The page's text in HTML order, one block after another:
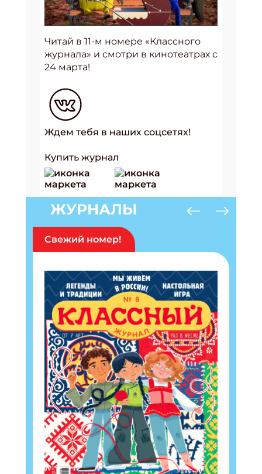
Читай в 11-м номере «Классного
журнала» и смотри в кинотеатрах с
24 марта!
Ждем тебя в наших соцсетях!
Купить журнал
ЖУРНАЛЫ
Свежий номер!